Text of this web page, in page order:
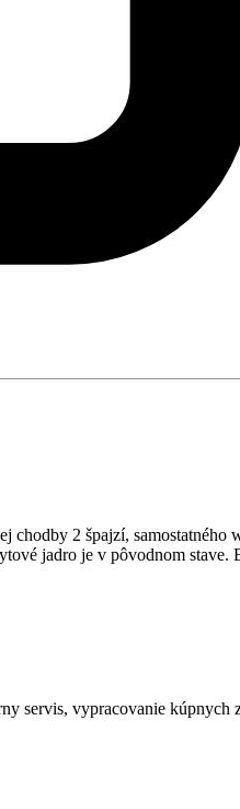
chodby 2 špajzí, samostatného
jadro je v pôvodnom stave.
servis, vypracovanie kúpnych